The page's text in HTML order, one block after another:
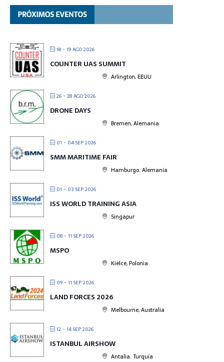
18 - 19 AGO 2026
COUNTER UAS SUMMIT
Arlington, EEUU
26 - 28 AGO 2026
DRONE DAYS
Bremen, Alemania
01 - 04 SEP 2026
SMM MARITIME FAIR
Hamburgo. Alemania
01 - 03 SEP 2026
ISS WORLD TRAINING ASIA
Singapur
08 - 11 SEP 2026
MSPO
Kielce, Polonia
09 - 11 SEP 2026
LAND FORCES 2026
Melbourne, Australia
12 - 14 SEP 2026
ISTANBUL AIRSHOW
Antalia. Turquía